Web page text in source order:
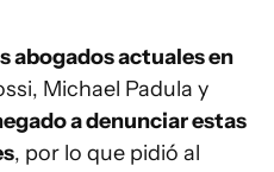
abogados actuales en
Michael Padula y
a denunciar estas
, por lo que pidió al